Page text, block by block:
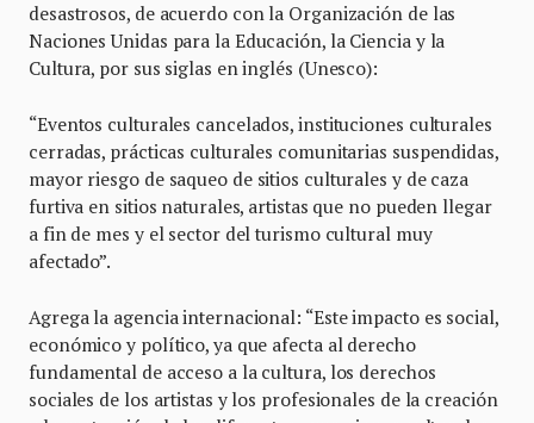
desastrosos, de acuerdo con la Organización de las
Naciones Unidas para la Educación, la Ciencia y la
Cultura, por sus siglas en inglés (Unesco):
“Eventos culturales cancelados, instituciones culturales
cerradas, prácticas culturales comunitarias suspendidas,
mayor riesgo de saqueo de sitios culturales y de caza
furtiva en sitios naturales, artistas que no pueden llegar
a fin de mes y el sector del turismo cultural muy
afectado”.
Agrega la agencia internacional: “Este impacto es social,
económico y político, ya que afecta al derecho
fundamental de acceso a la cultura, los derechos
sociales de los artistas y los profesionales de la creación